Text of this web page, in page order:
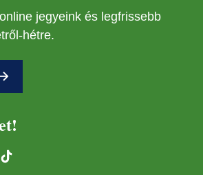
jegyeink és legfrissebb
hétre.